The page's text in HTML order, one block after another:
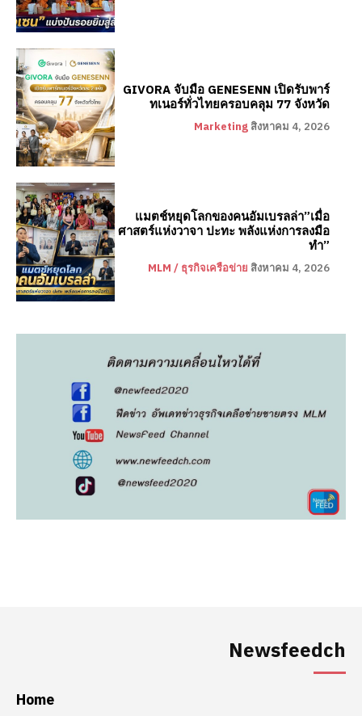
GIVORA จับมือ GENESENN เปิดรับพาร์
ทเนอร์ทั่วไทยครอบคลุม 77 จังหวัด
Marketing สิงหาคม 4, 2026
แมตช์หยุดโลกของคนอัมเบรลล่า”เมื่อ
ศาสตร์แห่งวาจา ปะทะ พลังแห่งการลงมือ
ทำ”
MLM / ธุรกิจเครือข่าย สิงหาคม 4, 2026
Newsfeedch
Home